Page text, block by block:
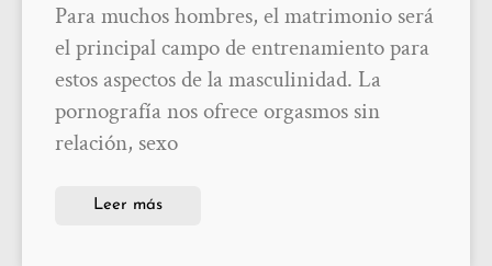
Para muchos hombres, el matrimonio será
el principal campo de entrenamiento para
estos aspectos de la masculinidad. La
pornografía nos ofrece orgasmos sin
relación, sexo
Leer más